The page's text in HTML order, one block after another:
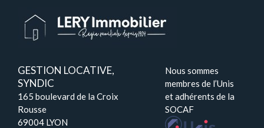
GESTION LOCATIVE,
SYNDIC
165 boulevard de la Croix
Rousse
69004 LYON
Nous sommes
membres de l’Unis
et adhérents de la
SOCAF